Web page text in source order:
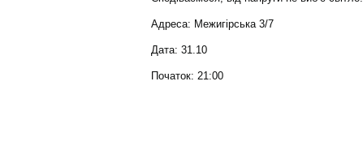
Адреса: Межигірська 3/7
Дата: 31.10
Початок: 21:00